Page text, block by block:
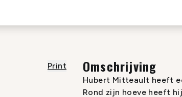
Print Omschrijving
Hubert Mitteault heeft
Rond zijn hoeve heeft